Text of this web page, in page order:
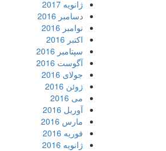
ژانویه 2017
دسامبر 2016
نوامبر 2016
اکتبر 2016
سپتامبر 2016
آگوست 2016
جولای 2016
ژوئن 2016
می 2016
آوریل 2016
مارس 2016
فوریه 2016
ژانویه 2016